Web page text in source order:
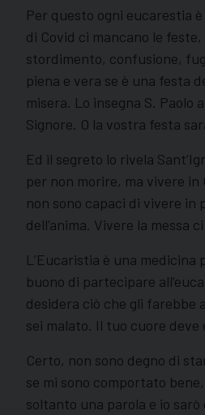
Per questo ogni eucarestia
di Covid ci mancano le
stordimento, confusione,
piena e vera se è una festa
misera. Lo insegna S. Paolo
Signore. O la vostra festa
Ed il segreto lo rivela
per non morire, ma vivere
non sono capaci di vivere in
dell’anima. Vivere la
L’Eucaristia è una
buono di partecipare
desidera ciò che gli farebbe
sei malato. Il tuo cuore deve
Certo, non sono degno di
se mi sono comportato
soltanto una parola e io